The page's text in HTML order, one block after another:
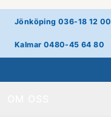
Jönköping 036-18 12 00
Kalmar 0480-45 64 80